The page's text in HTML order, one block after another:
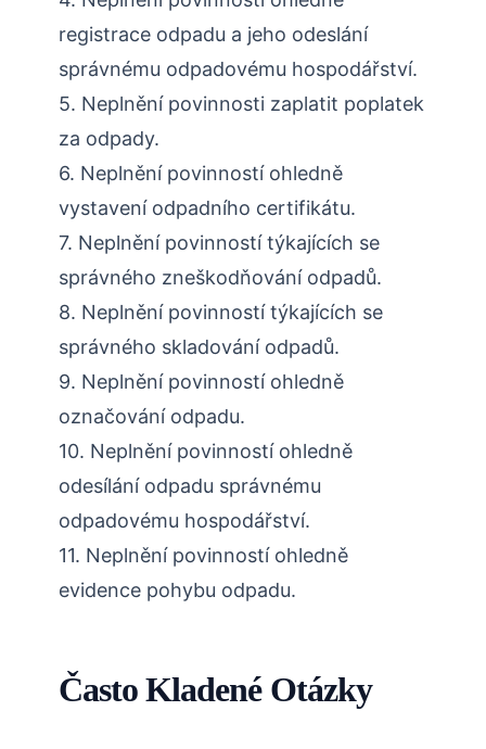
registrace odpadu a jeho odeslání
správnému odpadovému hospodářství.
5. Neplnění povinnosti zaplatit poplatek
za odpady.
6. Neplnění povinností ohledně
vystavení odpadního certifikátu.
7. Neplnění povinností týkajících se
správného zneškodňování odpadů.
8. Neplnění povinností týkajících se
správného skladování odpadů.
9. Neplnění povinností ohledně
označování odpadu.
10. Neplnění povinností ohledně
odesílání odpadu správnému
odpadovému hospodářství.
11. Neplnění povinností ohledně
evidence pohybu odpadu.
Často Kladené Otázky